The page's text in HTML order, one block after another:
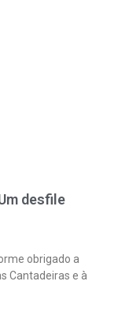
desfile
obrigado a
Cantadeiras e à